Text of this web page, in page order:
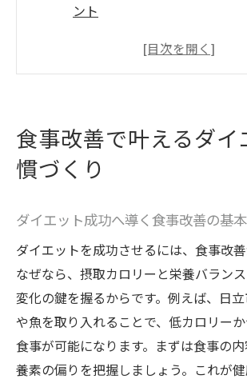
ント
食生活を見直して無理なくダ
継続できるダイエット習慣の
食事改善で自然とダイエット
日常に取り入れやすい簡単ダ
術
ダイエット成功の鍵は日立市の食
新鮮な地元食材がダイエット
理由
ダイエットと日立市産食材の
説
食事改善で叶えるダイ
慣づくり
ダイエット成功へ導く食事改善の基
ダイエットを成功させるには、食事改善
なぜなら、摂取カロリーと栄養バラン
変化の鍵を握るからです。例えば、日
や魚を取り入れることで、低カロリー
食事が可能になります。まずは食事の
養素の偏りを把握しましょう。これが